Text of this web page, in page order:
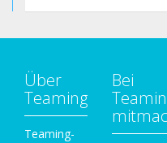
Über
Teaming
Teaming-
Bei